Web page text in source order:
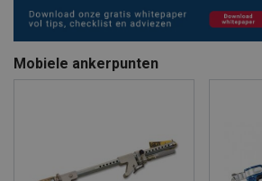
Mobiele ankerpunten